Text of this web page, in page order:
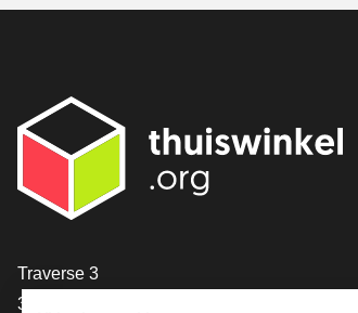
[_General:Contact]
Traverse 3
3905 NL Veenendaal